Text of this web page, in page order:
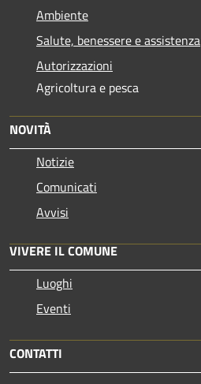
Ambiente
Salute, benessere e assistenza
Autorizzazioni
Agricoltura e pesca
NOVITÀ
Notizie
Comunicati
Avvisi
VIVERE IL COMUNE
Luoghi
Eventi
CONTATTI